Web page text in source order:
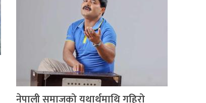
नेपाली समाजको यथार्थमाथि गहिरो